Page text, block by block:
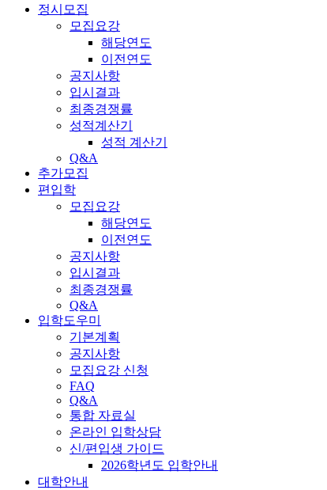
정시모집
모집요강
해당연도
이전연도
공지사항
입시결과
최종경쟁률
성적계산기
성적 계산기
Q&A
추가모집
편입학
모집요강
해당연도
이전연도
공지사항
입시결과
최종경쟁률
Q&A
입학도우미
기본계획
공지사항
모집요강 신청
FAQ
Q&A
통합 자료실
온라인 입학상담
신/편입생 가이드
2026학년도 입학안내
대학안내